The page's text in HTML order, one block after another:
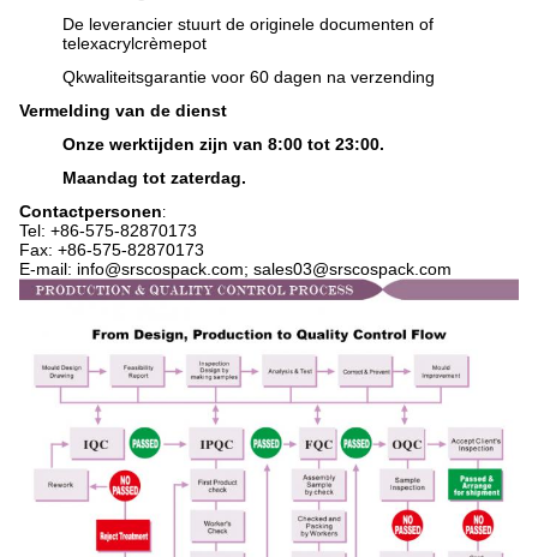
De leverancier stuurt de originele documenten of
telexacrylcrèmepot
Qkwaliteitsgarantie voor 60 dagen na verzending
Vermelding van de dienst
Onze werktijden zijn van 8:00 tot 23:00.
Maandag tot zaterdag.
Contactpersonen:
Tel: +86-575-82870173
Fax: +86-575-82870173
E-mail: info@srscospack.com; sales03@srscospack.com